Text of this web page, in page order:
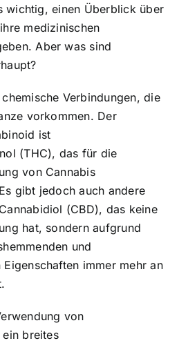
wichtig, einen Überblick über
medizinischen
Aber was sind
Verbindungen, die
vorkommen. Der
ist
(THC), das für die
von Cannabis
gibt jedoch auch andere
(CBD), das keine
hat, sondern aufgrund
und
immer mehr an
von
ein breites